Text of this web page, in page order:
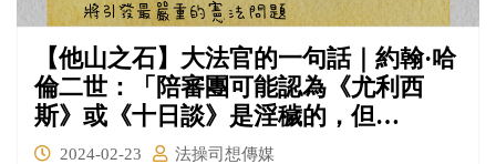
【他山之石】大法官的一句話｜約翰·哈
倫二世：「陪審團可能認為《尤利西
斯》或《十日談》是淫穢的，但…
2024-02-23
法操司想傳媒